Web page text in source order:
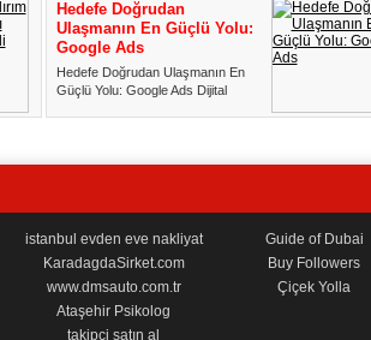
Hedefe Doğrudan
Ulaşmanın En Güçlü Yolu:
Google Ads
Hedefe Doğrudan Ulaşmanın En
Güçlü Yolu: Google Ads Dijital
istanbul evden eve nakliyat
KaradagdaSirket.com
www.dmsauto.com.tr
Ataşehir Psikolog
takipçi satın al
Guide of Dubai
Buy Followers
Çiçek Yolla